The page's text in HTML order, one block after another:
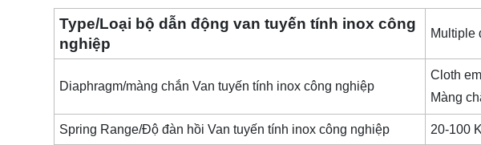
Type/Loại bộ dẫn động van tuyến tính inox công
nghiệp
Multiple
Diaphragm/màng chắn Van tuyến tính inox công nghiệp
Cloth
Màng
Spring Range/Độ đàn hồi Van tuyến tính inox công nghiệp 20-100